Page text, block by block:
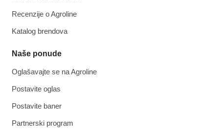
Recenzije o Agroline
Katalog brendova
Naše ponude
Oglašavajte se na Agroline
Postavite oglas
Postavite baner
Partnerski program